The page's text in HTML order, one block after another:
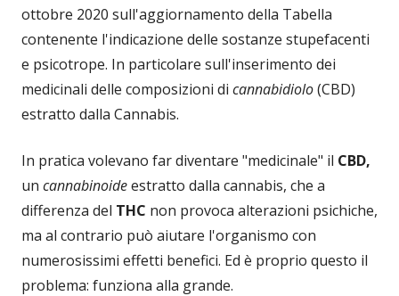
ottobre 2020 sull'aggiornamento della Tabella
contenente l'indicazione delle sostanze stupefacenti
e psicotrope. In particolare sull'inserimento dei
medicinali delle composizioni di cannabidiolo(CBD)
estratto dalla Cannabis.
In pratica volevano far diventare "medicinale" il CBD,
un cannabinoideestratto dalla cannabis, che a
differenza del THC non provoca alterazioni psichiche,
ma al contrario può aiutare l'organismo con
numerosissimi effetti benefici. Ed è proprio questo il
problema: funziona alla grande.